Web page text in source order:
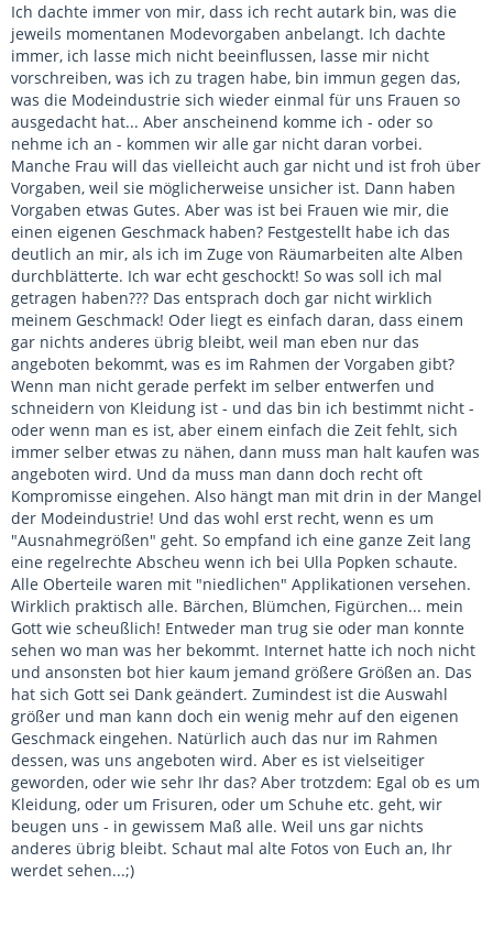
Ich dachte immer von mir, dass ich recht autark bin, was die
jeweils momentanen Modevorgaben anbelangt. Ich dachte
immer, ich lasse mich nicht beeinflussen, lasse mir nicht
vorschreiben, was ich zu tragen habe, bin immun gegen das,
was die Modeindustrie sich wieder einmal für uns Frauen so
ausgedacht hat... Aber anscheinend komme ich - oder so
nehme ich an - kommen wir alle gar nicht daran vorbei.
Manche Frau will das vielleicht auch gar nicht und ist froh über
Vorgaben, weil sie möglicherweise unsicher ist. Dann haben
Vorgaben etwas Gutes. Aber was ist bei Frauen wie mir, die
einen eigenen Geschmack haben? Festgestellt habe ich das
deutlich an mir, als ich im Zuge von Räumarbeiten alte Alben
durchblätterte. Ich war echt geschockt! So was soll ich mal
getragen haben??? Das entsprach doch gar nicht wirklich
meinem Geschmack! Oder liegt es einfach daran, dass einem
gar nichts anderes übrig bleibt, weil man eben nur das
angeboten bekommt, was es im Rahmen der Vorgaben gibt?
Wenn man nicht gerade perfekt im selber entwerfen und
schneidern von Kleidung ist - und das bin ich bestimmt nicht -
oder wenn man es ist, aber einem einfach die Zeit fehlt, sich
immer selber etwas zu nähen, dann muss man halt kaufen was
angeboten wird. Und da muss man dann doch recht oft
Kompromisse eingehen. Also hängt man mit drin in der Mangel
der Modeindustrie! Und das wohl erst recht, wenn es um
"Ausnahmegrößen" geht. So empfand ich eine ganze Zeit lang
eine regelrechte Abscheu wenn ich bei Ulla Popken schaute.
Alle Oberteile waren mit "niedlichen" Applikationen versehen.
Wirklich praktisch alle. Bärchen, Blümchen, Figürchen... mein
Gott wie scheußlich! Entweder man trug sie oder man konnte
sehen wo man was her bekommt. Internet hatte ich noch nicht
und ansonsten bot hier kaum jemand größere Größen an. Das
hat sich Gott sei Dank geändert. Zumindest ist die Auswahl
größer und man kann doch ein wenig mehr auf den eigenen
Geschmack eingehen. Natürlich auch das nur im Rahmen
dessen, was uns angeboten wird. Aber es ist vielseitiger
geworden, oder wie sehr Ihr das? Aber trotzdem: Egal ob es um
Kleidung, oder um Frisuren, oder um Schuhe etc. geht, wir
beugen uns - in gewissem Maß alle. Weil uns gar nichts
anderes übrig bleibt. Schaut mal alte Fotos von Euch an, Ihr
werdet sehen...;)